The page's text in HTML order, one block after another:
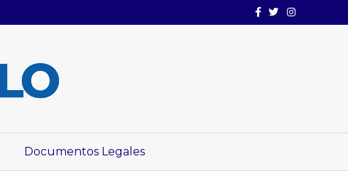
Facebook
TwitterInstagram
Documentos Legales